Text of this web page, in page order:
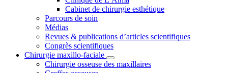
Cabinet de chirurgie esthétique
Parcours de soin
Médias
Revues & publications d’articles scientifiques
Congrès scientifiques
Chirurgie maxillo-faciale
Chirurgie osseuse des maxillaires